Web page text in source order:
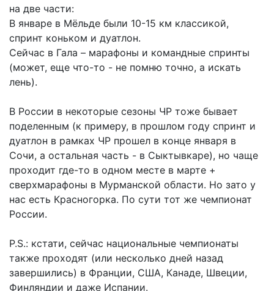
на две части:
В январе в Мёльде были 10-15 км классикой,
спринт коньком и дуатлон.
Сейчас в Гала – марафоны и командные спринты
(может, еще что-то - не помню точно, а искать
лень).
В России в некоторые сезоны ЧР тоже бывает
поделенным (к примеру, в прошлом году спринт и
дуатлон в рамках ЧР прошел в конце января в
Сочи, а остальная часть - в Сыктывкаре), но чаще
проходит где-то в одном месте в марте +
сверхмарафоны в Мурманской области. Но зато у
нас есть Красногорка. По сути тот же чемпионат
России.
P.S.: кстати, сейчас национальные чемпионаты
также проходят (или несколько дней назад
завершились) в Франции, США, Канаде, Швеции,
Финляндии и даже Испании.